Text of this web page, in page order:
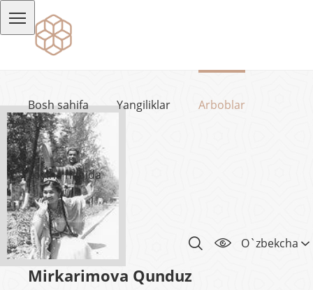
Bosh sahifa Yangiliklar Arboblar
Loyiha haqida
O`zbekcha
Mirkarimova Qunduz